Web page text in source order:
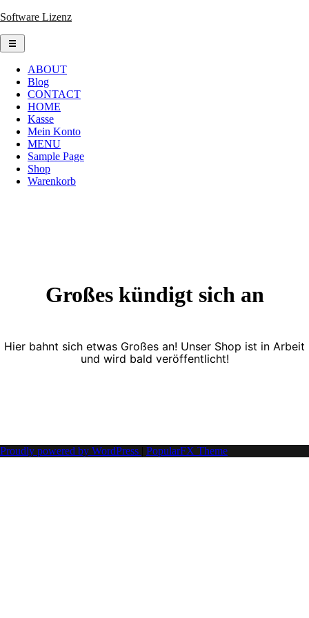
Skip
content
Software Lizenz
ABOUT
Blog
CONTACT
HOME
Kasse
Mein Konto
MENU
Sample Page
Shop
Warenkorb
Großes kündigt sich an
Hier bahnt sich etwas Großes an! Unser Shop ist in Arbeit
und wird bald veröffentlicht!
Proudly powered by WordPress PopularFX Theme